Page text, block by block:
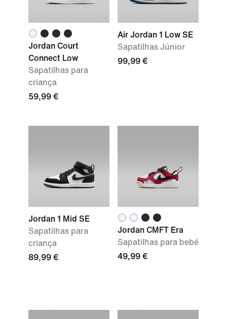
Jordan Court
Connect Low
Sapatilhas para
criança
59,99 €
Air Jordan 1 Low SE
Sapatilhas Júnior
99,99 €
Jordan 1 Mid SE
Sapatilhas para
criança
89,99 €
Jordan CMFT Era
Sapatilhas para bebé
49,99 €